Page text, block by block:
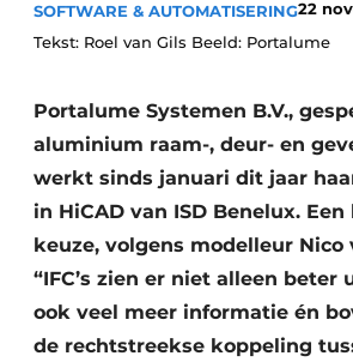
Podcasts
Privacy / Cookie statement
Vacatures
Video’s
SOFTWARE & AUTOMATISERING22
Tekst: Roel van Gils Beeld: Portalume
Portalume Systemen B.V.,
aluminium raam-, deur- en
werkt sinds januari dit jaar
in HiCAD van ISD Benelux.
keuze, volgens modelleur Nico
“IFC’s zien er niet alleen beter
ook veel meer informatie én
de rechtstreekse koppeling